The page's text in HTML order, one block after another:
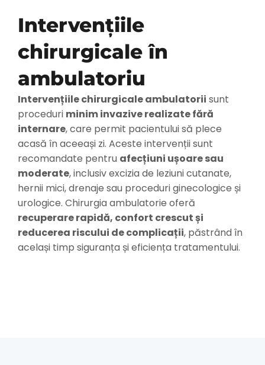
Prețuri
Analize medicale
Pachete corporate
Evenimente
Informații utile
Galerie
Blog
Intervențiile
chirurgicale în
ambulatoriu
Intervențiile chirurgicale ambulatorii sunt
proceduri minim invazive realizate fără
internare, care permit pacientului să plece
acasă în aceeași zi. Aceste intervenții sunt
recomandate pentru afecțiuni ușoare sau
moderate, inclusiv excizia de leziuni cutanate,
hernii mici, drenaje sau proceduri ginecologice și
urologice. Chirurgia ambulatorie oferă
recuperare rapidă, confort crescut și
reducerea riscului de complicații, păstrând în
același timp siguranța și eficiența tratamentului.